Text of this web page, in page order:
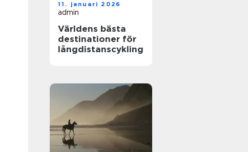
11. januari 2026
admin
Världens bästa
destinationer för
långdistanscykling